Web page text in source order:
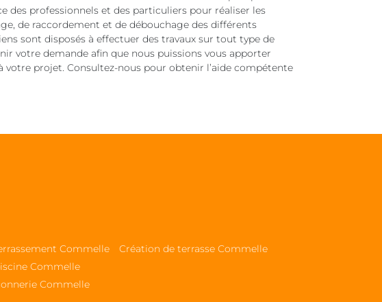
des professionnels et des particuliers pour réaliser les
de raccordement et de débouchage des différents
sont disposés à effectuer des travaux sur tout type de
votre demande afin que nous puissions vous apporter
votre projet. Consultez-nous pour obtenir l’aide compétente
Commelle
Commelle
Commelle
Création de terrasse Commelle